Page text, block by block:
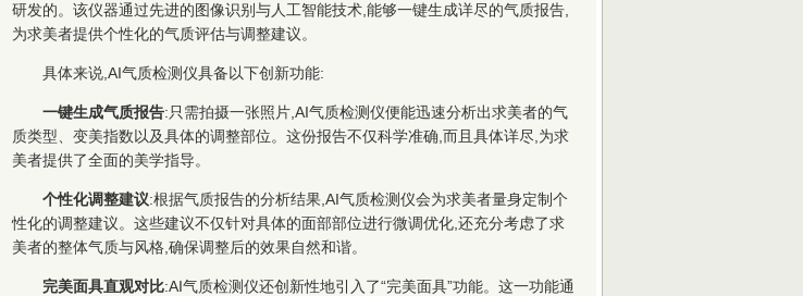
研发的。该仪器通过先进的图像识别与人工智能技术,能够一键生成详尽的气质报告,
为求美者提供个性化的气质评估与调整建议。
具体来说,AI气质检测仪具备以下创新功能:
一键生成气质报告:只需拍摄一张照片,AI气质检测仪便能迅速分析出求美者的气
质类型、变美指数以及具体的调整部位。这份报告不仅科学准确,而且具体详尽,为求
美者提供了全面的美学指导。
个性化调整建议:根据气质报告的分析结果,AI气质检测仪会为求美者量身定制个
性化的调整建议。这些建议不仅针对具体的面部部位进行微调优化,还充分考虑了求
美者的整体气质与风格,确保调整后的效果自然和谐。
完美面具直观对比:AI气质检测仪还创新性地引入了“完美面具”功能。这一功能通